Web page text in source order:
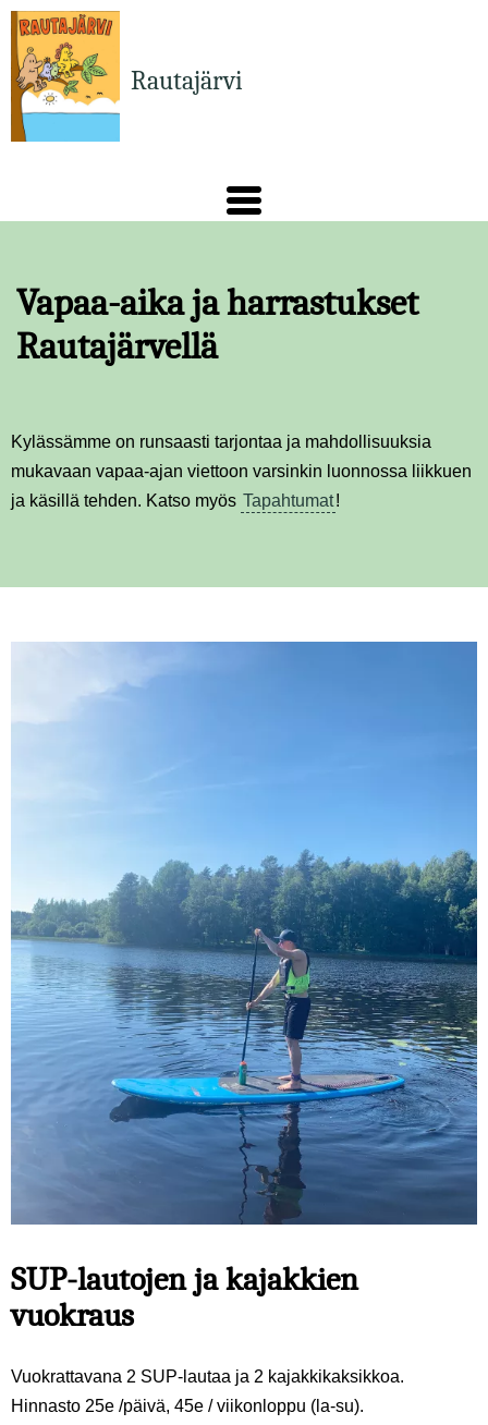
Hyppää
pääsisältöön
Rautajärvi
Vapaa-aika ja harrastukset
Rautajärvellä
Kylässämme on runsaasti tarjontaa ja mahdollisuuksia
mukavaan vapaa-ajan viettoon varsinkin luonnossa liikkuen
ja käsillä tehden. Katso myös Tapahtumat!
SUP-lautojen ja kajakkien
vuokraus
Vuokrattavana 2 SUP-lautaa ja 2 kajakkikaksikkoa.
Hinnasto 25e /päivä, 45e / viikonloppu (la-su).